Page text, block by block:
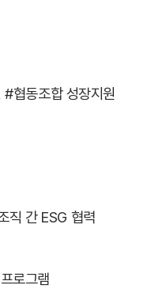
협동조합 성장지원
직 간 ESG 협력
로그램